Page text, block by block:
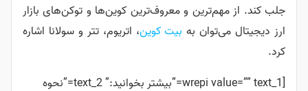
جلب کند. از مهم‌ترین و معروف‌ترین کوین‌ها و توکن‌های بازار
ارز دیجیتال می‌توان به بیت کوین، اتریوم، تتر و سولانا اشاره
کرد.
[wrepi value=”” text_1=”بیشتر بخوانید:” text_2=”نحوه